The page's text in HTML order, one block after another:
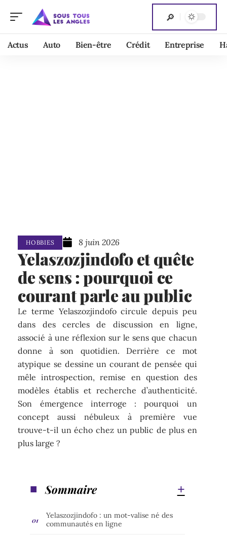
Actus Auto Bien-être Crédit Entreprise
HOBBIES 8 juin 2026
Yelaszozjindofo et quête
de sens : pourquoi ce
courant parle au public
Le terme Yelaszozjindofo circule depuis peu
dans des cercles de discussion en ligne,
associé à une réflexion sur le sens que chacun
donne à son quotidien. Derrière ce mot
atypique se dessine un courant de pensée qui
mêle introspection, remise en question des
modèles établis et recherche d’authenticité.
Son émergence interroge : pourquoi un
concept aussi nébuleux à première vue
trouve-t-il un écho chez un public de plus en
plus large ?
Sommaire
Yelaszozjindofo : un mot-valise né des
communautés en ligne